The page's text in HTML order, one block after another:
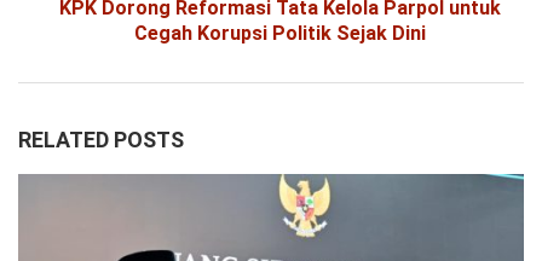
KPK Dorong Reformasi Tata Kelola Parpol untuk
Cegah Korupsi Politik Sejak Dini
RELATED POSTS